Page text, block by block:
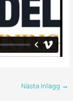
Nästa Inlägg →